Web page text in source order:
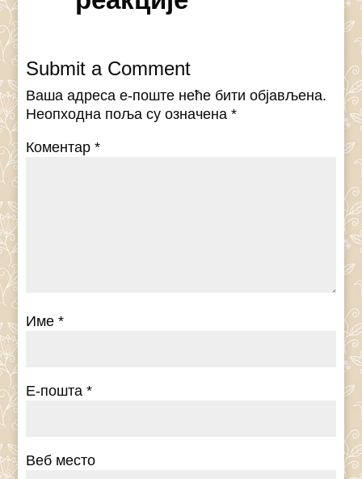
Submit a Comment
Ваша адреса е-поште неће бити објављена.
Неопходна поља су означена*
Коментар*
Име*
Е-пошта*
Веб место